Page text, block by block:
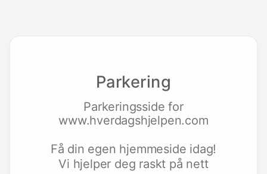
Parkering
Parkeringsside for
www.hverdagshjelpen.com
Få din egen hjemmeside idag!
Vi hjelper deg raskt på nett